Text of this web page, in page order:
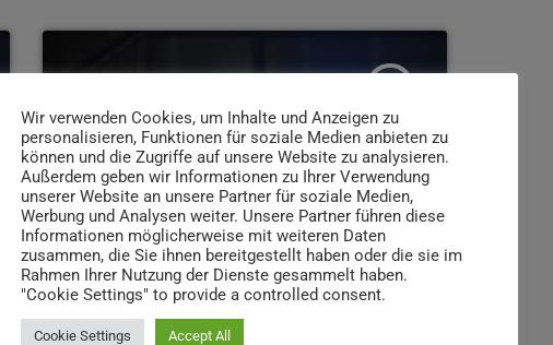
NEWS
Wir verwenden Cookies, um Inhalte und Anzeigen zu
personalisieren, Funktionen für soziale Medien anbieten zu
können und die Zugriffe auf unsere Website zu analysieren.
Außerdem geben wir Informationen zu Ihrer Verwendung
unserer Website an unsere Partner für soziale Medien,
Werbung und Analysen weiter. Unsere Partner führen diese
Informationen möglicherweise mit weiteren Daten
zusammen, die Sie ihnen bereitgestellt haben oder die sie im
Rahmen Ihrer Nutzung der Dienste gesammelt haben.
"Cookie Settings" to provide a controlled consent.
Cookie Settings Accept All